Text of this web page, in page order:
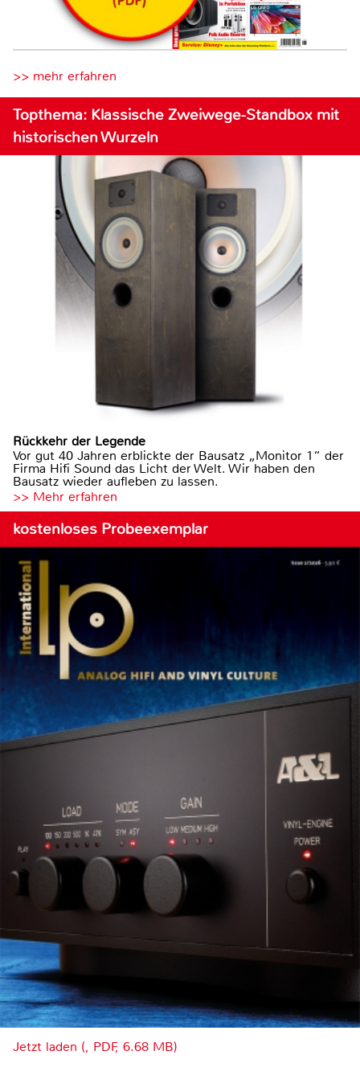
>> mehr erfahren
Topthema: Klassische Zweiwege-Standbox mit
historischen Wurzeln
Rückkehr der Legende
Vor gut 40 Jahren erblickte der Bausatz „Monitor 1“ der
Firma Hifi Sound das Licht der Welt. Wir haben den
Bausatz wieder aufleben zu lassen.
>> Mehr erfahren
kostenloses Probeexemplar
Jetzt laden (, PDF, 6.68 MB)